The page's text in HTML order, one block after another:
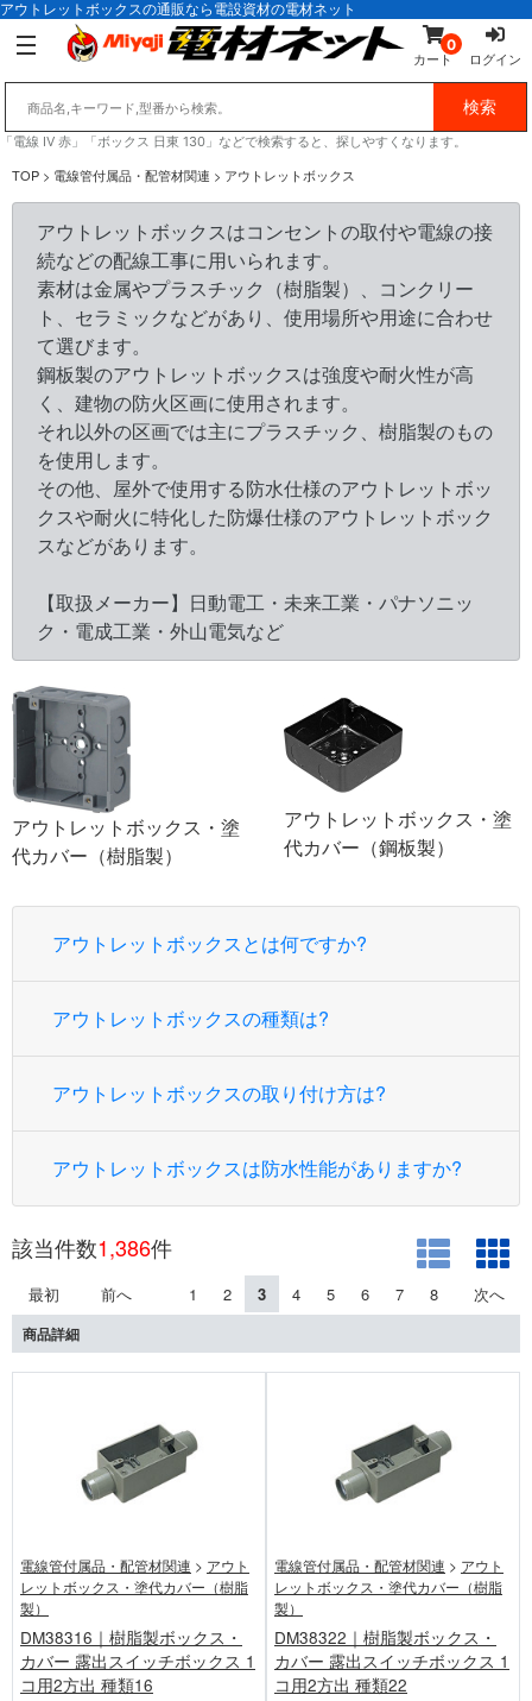
アウトレットボックスの通販なら電設資材の電材ネット
0
カート ログイン
「電線 IV 赤」「ボックス 日東 130」などで検索すると、探しやすくなります。
TOP > 電線管付属品・配管材関連 > アウトレットボックス
アウトレットボックスはコンセントの取付や電線の接
続などの配線工事に用いられます。
素材は金属やプラスチック（樹脂製）、コンクリー
ト、セラミックなどがあり、使用場所や用途に合わせ
て選びます。
鋼板製のアウトレットボックスは強度や耐火性が高
く、建物の防火区画に使用されます。
それ以外の区画では主にプラスチック、樹脂製のもの
を使用します。
その他、屋外で使用する防水仕様のアウトレットボッ
クスや耐火に特化した防爆仕様のアウトレットボック
スなどがあります。
【取扱メーカー】日動電工・未来工業・パナソニッ
ク・電成工業・外山電気など
アウトレットボックス・塗
代カバー（樹脂製）
アウトレットボックス・塗
代カバー（鋼板製）
アウトレットボックスとは何ですか?
アウトレットボックスの種類は?
アウトレットボックスの取り付け方は?
アウトレットボックスは防水性能がありますか?
該当件数1,386件
最初 前へ 1 2 3 4 5 6 7 8 次へ
商品詳細
電線管付属品・配管材関連 > アウト
レットボックス・塗代カバー（樹脂
製）
DM38316｜樹脂製ボックス・
カバー 露出スイッチボックス 1
コ用2方出 種類16
電線管付属品・配管材関連 > アウト
レットボックス・塗代カバー（樹脂
製）
DM38322｜樹脂製ボックス・
カバー 露出スイッチボックス 1
コ用2方出 種類22